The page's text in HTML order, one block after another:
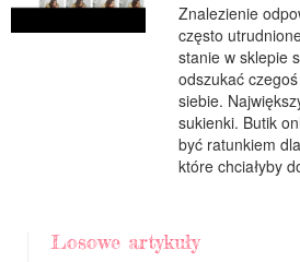
Znalezienie
często
stanie w sklepie
odszukać
siebie.
sukienki. Butik
być ratunkiem
które chciałyby
Losowe artykuły